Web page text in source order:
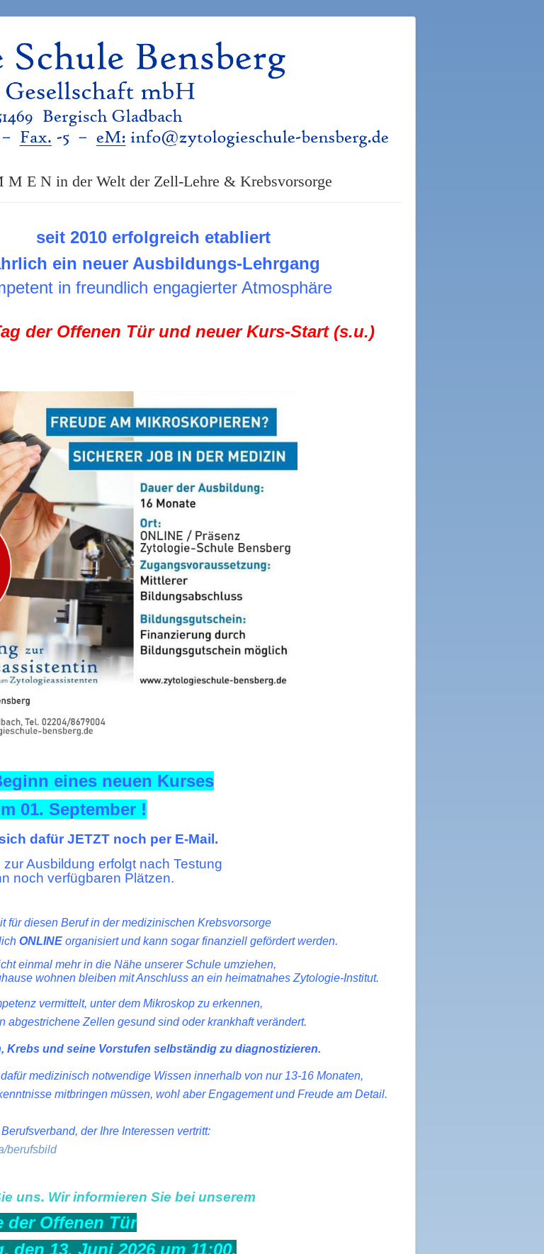
E N in der Welt der Zell-Lehre & Krebsvorsorge
seit 2010 erfolgreich etabliert
ein neuer Ausbildungs-Lehrgang
in freundlich engagierter Atmosphäre
der Offenen Tür und neuer Kurs-Start (s.u.)
eines neuen Kurses
01. September !
dafür JETZT noch per E-Mail.
Ausbildung erfolgt nach Testung
noch verfügbaren Plätzen.
für diesen Beruf in der medizinischen Krebsvorsorge
ONLINE organisiert und kann sogar finanziell gefördert werden.
einmal mehr in die Nähe unserer Schule umziehen,
wohnen bleiben mit Anschluss an ein heimatnahes Zytologie-Institut.
vermittelt, unter dem Mikroskop zu erkennen,
abgestrichene Zellen gesund sind oder krankhaft verändert.
Krebs und seine Vorstufen selbständig zu diagnostizieren.
medizinisch notwendige Wissen innerhalb von nur 13-16 Monaten,
mitbringen müssen, wohl aber Engagement und Freude am Detail.
der Ihre Interessen vertritt:
berufsbild
uns. Wir informieren Sie bei unserem
der Offenen Tür
den 13. Juni 2026 um 11:00,